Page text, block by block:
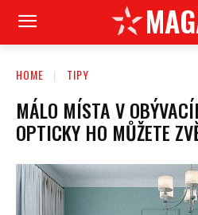
HOME TIPY
MÁLO MÍSTA V
OPTICKY HO MŮŽETE